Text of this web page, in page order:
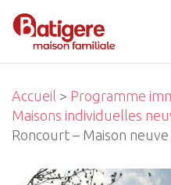
Accueil > Programme
Maisons individuelles
Roncourt – Maison